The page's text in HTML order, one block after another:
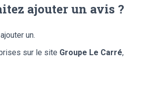
ajouter un avis ?
un.
sur le site Groupe Le Carré,